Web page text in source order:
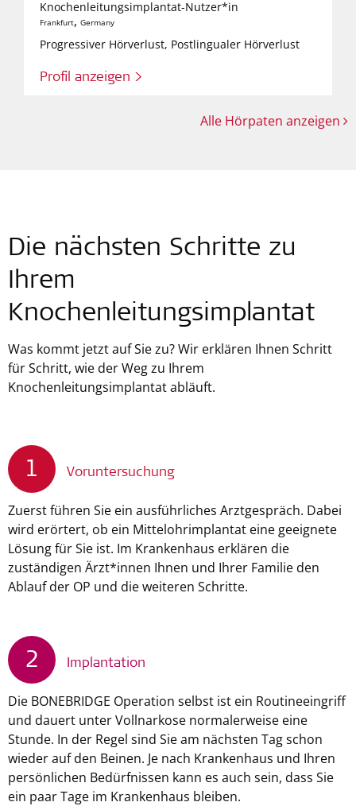
Knochenleitungsimplantat-Nutzer*in
Frankfurt, Germany
Progressiver Hörverlust, Postlingualer Hörverlust
Profil anzeigen >
Alle Hörpaten anzeigen
Die nächsten Schritte zu
Ihrem
Knochenleitungsimplantat
Was kommt jetzt auf Sie zu? Wir erklären Ihnen Schritt
für Schritt, wie der Weg zu Ihrem
Knochenleitungsimplantat abläuft.
1 Voruntersuchung
Zuerst führen Sie ein ausführliches Arztgespräch. Dabei
wird erörtert, ob ein Mittelohrimplantat eine geeignete
Lösung für Sie ist. Im Krankenhaus erklären die
zuständigen Ärzt*innen Ihnen und Ihrer Familie den
Ablauf der OP und die weiteren Schritte.
2 Implantation
Die BONEBRIDGE Operation selbst ist ein Routineeingriff
und dauert unter Vollnarkose normalerweise eine
Stunde. In der Regel sind Sie am nächsten Tag schon
wieder auf den Beinen. Je nach Krankenhaus und Ihren
persönlichen Bedürfnissen kann es auch sein, dass Sie
ein paar Tage im Krankenhaus bleiben.